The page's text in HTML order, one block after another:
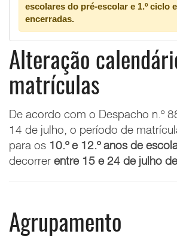
escolares do pré-escolar e 1.º ciclo
encerradas.
Alteração
matrículas
De acordo com o Despacho n.º
14 de julho, o período de
para os 10.º e 12.º anos de
decorrer entre 15 e 24 de julho
Agrupamento